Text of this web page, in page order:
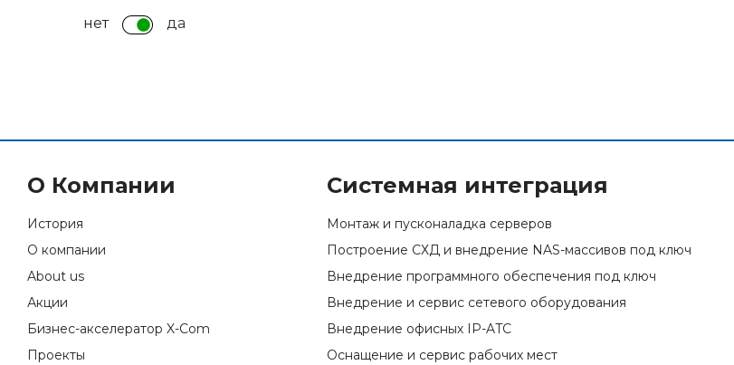
нет да
О Компании
История
О компании
About us
Акции
Бизнес-акселератор X-Com
Проекты
Системная интеграция
Монтаж и пусконаладка серверов
Построение СХД и внедрение NAS-массивов под ключ
Внедрение программного обеспечения под ключ
Внедрение и сервис сетевого оборудования
Внедрение офисных IP-ATC
Оснащение и сервис рабочих мест